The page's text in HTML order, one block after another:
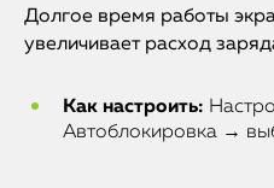
Долгое время работы
увеличивает расход
Как настроить:
Автоблокировка →